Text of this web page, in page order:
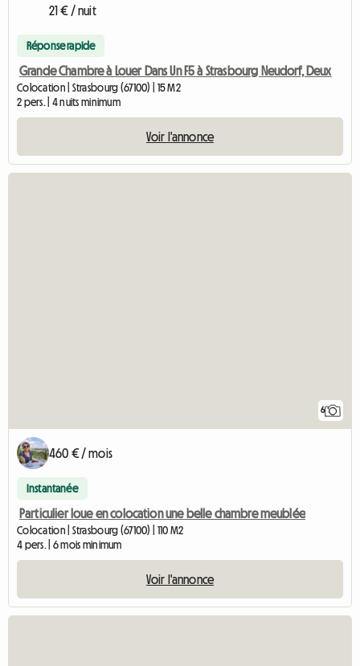
21 € / nuit
Réponse rapide
Grande Chambre à Louer Dans Un F5 à Strasbourg Neudorf, Deux
Colocation | Strasbourg (67100) | 15 M2
2 pers. | 4 nuits minimum
Voir l'annonce
6
460 € / mois
Instantanée
Particulier loue en colocation une belle chambre meublée
Colocation | Strasbourg (67100) | 110 M2
4 pers. | 6 mois minimum
Voir l'annonce